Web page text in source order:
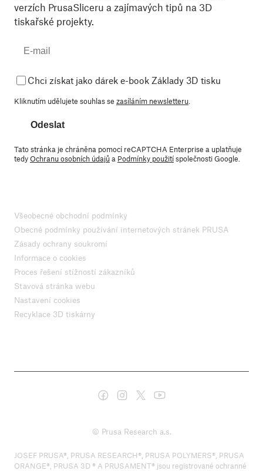
verzích PrusaSliceru a zajímavých tipů na 3D
tiskařské projekty.
Chci získat jako dárek e-book Základy 3D tisku
Kliknutím udělujete souhlas se zasíláním newsletteru
Odeslat
Tato stránka je chráněna pomocí reCAPTCHA Enterprise a uplatňuje
tedyOchranu osobních údajůa Podmínky použitíspolečnosti Google.
Všeobecné obchodní podmínky
Obecné podmínky používání internetových stránek PRUSA
Zásady ochrany soukromí
Informace o cookies
Proces řešení stížností zákazníků
Stavová stránka webu
Nastavení cookies
Recyklace 3D tiskárny
© Prusa Research a.s.
JOSEF PRUSA®, PRUSA RESEARCH®, PRUSA POLYMERS®, PRUSA
ORANGE®, PRUSA 3D ® A PRUSAMENT® jsou registrované ochranné